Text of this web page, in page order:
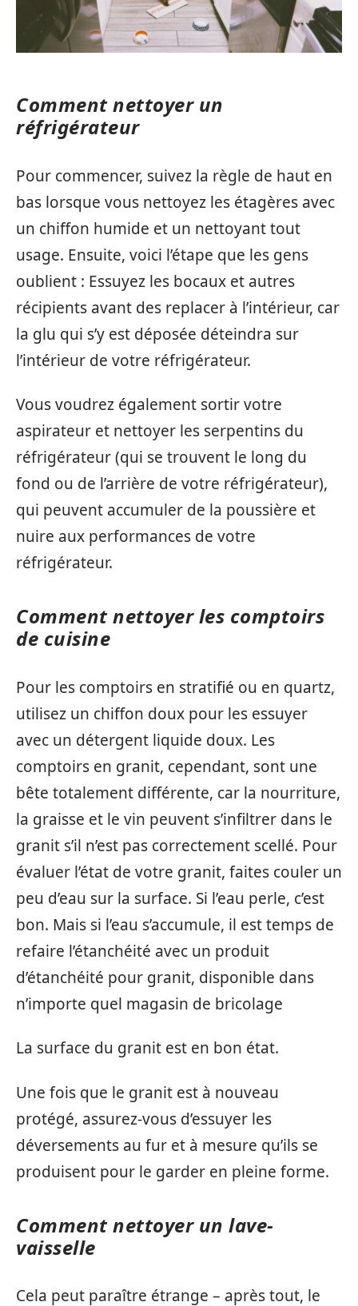
Comment nettoyer un
réfrigérateur
Pour commencer, suivez la règle de haut en
bas lorsque vous nettoyez les étagères avec
un chiffon humide et un nettoyant tout
usage. Ensuite, voici l’étape que les gens
oublient : Essuyez les bocaux et autres
récipients avant des replacer à l’intérieur, car
la glu qui s’y est déposée déteindra sur
l’intérieur de votre réfrigérateur.
Vous voudrez également sortir votre
aspirateur et nettoyer les serpentins du
réfrigérateur (qui se trouvent le long du
fond ou de l’arrière de votre réfrigérateur),
qui peuvent accumuler de la poussière et
nuire aux performances de votre
réfrigérateur.
Comment nettoyer les comptoirs
de cuisine
Pour les comptoirs en stratifié ou en quartz,
utilisez un chiffon doux pour les essuyer
avec un détergent liquide doux. Les
comptoirs en granit, cependant, sont une
bête totalement différente, car la nourriture,
la graisse et le vin peuvent s’infiltrer dans le
granit s’il n’est pas correctement scellé. Pour
évaluer l’état de votre granit, faites couler un
peu d’eau sur la surface. Si l’eau perle, c’est
bon. Mais si l’eau s’accumule, il est temps de
refaire l’étanchéité avec un produit
d’étanchéité pour granit, disponible dans
n’importe quel magasin de bricolage
La surface du granit est en bon état.
Une fois que le granit est à nouveau
protégé, assurez-vous d’essuyer les
déversements au fur et à mesure qu’ils se
produisent pour le garder en pleine forme.
Comment nettoyer un lave-
vaisselle
Cela peut paraître étrange – après tout, le